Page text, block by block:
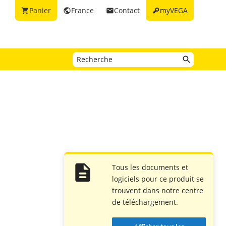
keymyVEGA
emailContact
publicFrance
shopping_cartPanier
Tous les documents et
logiciels pour ce produit se
trouvent dans notre centre
de téléchargement.